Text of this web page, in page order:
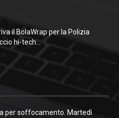
il BolaWrap per la Polizia
hi-tech...
per soffocamento. Martedì